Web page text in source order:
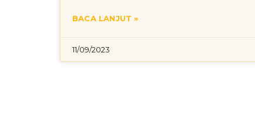
BACA LANJUT »
11/09/2023